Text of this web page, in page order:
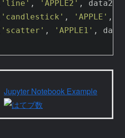
'line' , 'APPLE2' , data2,
'candlestick' , 'APPLE' ,
'scatter' , 'APPLE1' ,
Jupyter Notebook Example